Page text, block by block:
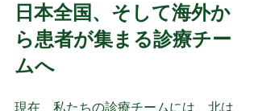
日本全国、そして海外か
ら患者が集まる診療チー
ムへ
現在、私たちの診療チームには、北は